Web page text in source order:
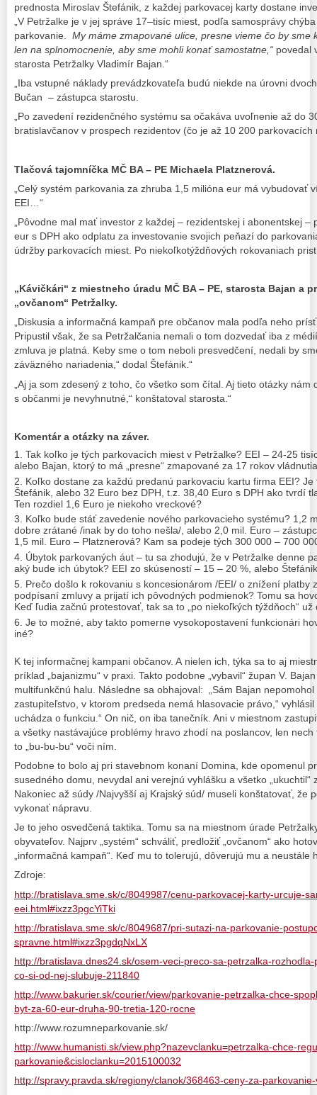
prednosta Miroslav Štefánik, z každej parkovacej karty dostane
„V Petržalke je v jej správe 17–tisíc miest, podľa samosprávy
parkovanie. My máme zmapované ulice, presne vieme čo by sme
len na splnomocnenie, aby sme mohli konať samostatne,“ povedal
starosta Petržalky Vladimír Bajan.“
„Iba vstupné náklady prevádzkovateľa budú niekde na úrovni
Bučan – zástupca starostu.
„Po zavedení rezidenčného sys­tému sa očakáva uvoľnenie až do
bratislavčanov v prospech rezi­dentov (čo je až 10 200 parkovacích
Tlačová tajomníčka MČ BA – PE Michaela Platznerová.
„Celý systém parkovania za zhruba 1,5 milióna eur má vybudovať
EEI…“
„Pôvodne mal mať investor z každej – rezidentskej i abonentskej
eur s DPH ako odplatu za investovanie svojich peňazí do
údržby parkovacích miest. Po niekoľkotýždňových rokovaniach
„Kávičkári“ z miestneho úradu MČ BA – PE, starosta Bajan a
„ovčanom“ Petržalky.
„Diskusia a informačná kampaň pre občanov mala podľa neho
Pripustil však, že sa Petržalčania nemali o tom dozvedať iba z
zmluva je platná. Keby sme o tom neboli presvedčení, nedali by
záväzného nariadenia,“ dodal Štefánik.“
„Aj ja som zdesený z toho, čo všetko som čítal. Aj tieto otázky
s občanmi je nevyhnutné,“ konštatoval starosta.“
Komentár a otázky na záver.
Tak koľko je tých parkovacích miest v Petržalke? EEI – 24-25
alebo Bajan, ktorý to má „presne“ zmapované za 17 rokov
Koľko dostane za každú predanú parkovaciu kartu firma EEI?
Štefánik, alebo 32 Euro bez DPH, t.z. 38,40 Euro s DPH ako tvrdí
Ten rozdiel 1,6 Euro je niekoho vreckové?
Koľko bude stáť zavedenie nového parkovacieho systému? 1,2
dobre zrátané /inak by do toho nešla/, alebo 2,0 mil. Euro –
1,5 mil. Euro – Platznerová? Kam sa podeje tých 300 000 – 700
Úbytok parkovaných áut – tu sa zhodujú, že v Petržalke denne
aký bude ich úbytok? EEI zo skúseností – 15 – 20 %, alebo
Prečo došlo k rokovaniu s koncesionárom /EEI/ o znížení platby
podpísaní zmluvy a prijatí ich pôvodných podmienok? Tomu sa
Keď ľudia začnú protestovať, tak sa to „po niekoľkých týždňoch“ už
Je to možné, aby takto pomerne vysokopostavení funkcionári
iné?
K tej informačnej kampani občanov. A nielen ich, týka sa to aj
príklad „bajanizmu“ v praxi. Takto podobne „vybavil“ župan V.
multifunkčnú halu. Následne sa obhajoval: „Sám Bajan
zastupiteľstvo, v ktorom predseda nemá hlasovacie právo,“
uchádza o funkciu.“ On nič, on iba tanečník. Ani v miestnom
a všetky nastávajúce problémy hravo zhodí na poslancov, len
to „bu-bu-bu“ voči ním.
Podobne to bolo aj pri stavebnom konaní Domina, kde opomenul
susedného domu, nevydal ani verejnú vyhlášku a všetko „ukuchtil“
Nakoniec až súdy /Najvyšší aj Krajský súd/ museli konštatovať, že
vykonať nápravu.
Je to jeho osvedčená taktika. Tomu sa na miestnom úrade
obyvateľov. Najprv „systém“ schváliť, predložiť „ovčanom“ ako
„informačná kampaň“. Keď mu to tolerujú, dôverujú mu a neustále
Zdroje:
http://bratislava.sme.sk/c/8049987/cenu-parkovacej-karty-urcuje-
eei.html#ixzz3pgcYiTki
http://bratislava.sme.sk/c/8049687/pri-sutazi-na-parkovanie-
spravne.html#ixzz3pgdqNxLX
http://bratislava.dnes24.sk/osem-veci-preco-sa-petrzalka-
co-si-od-nej-slubuje-211840
http://www.bakurier.sk/courier/view/parkovanie-petrzalka-chce-
byt-za-60-eur-druha-90-tretia-120-rocne
http://www.rozumneparkovanie.sk/
http://www.humanisti.sk/view.php?nazevclanku=petrzalka-chce-
parkovanie&cisloclanku=2015100032
http://spravy.pravda.sk/regiony/clanok/368463-ceny-za-